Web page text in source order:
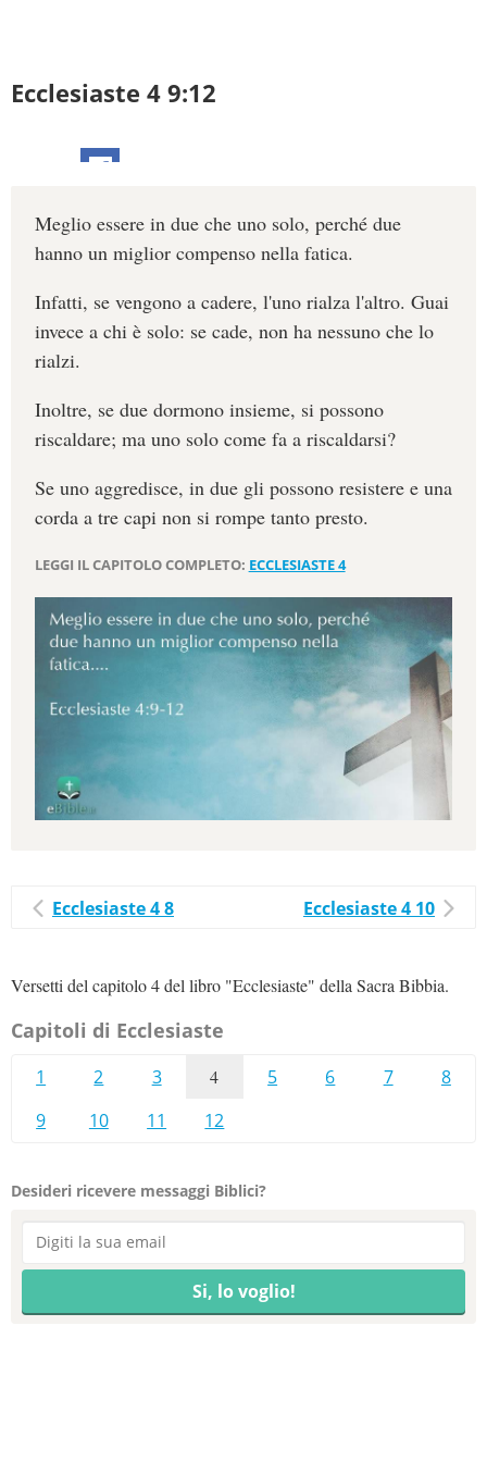
Ecclesiaste 4 9:12
Meglio essere in due che uno solo, perché due
hanno un miglior compenso nella fatica.
Infatti, se vengono a cadere, l'uno rialza l'altro. Guai
invece a chi è solo: se cade, non ha nessuno che lo
rialzi.
Inoltre, se due dormono insieme, si possono
riscaldare; ma uno solo come fa a riscaldarsi?
Se uno aggredisce, in due gli possono resistere e una
corda a tre capi non si rompe tanto presto.
LEGGI IL CAPITOLO COMPLETO: ECCLESIASTE 4
Ecclesiaste 4 8 Ecclesiaste 4 10
Versetti del capitolo 4 del libro "Ecclesiaste" della Sacra Bibbia.
Capitoli di Ecclesiaste
1 2 3 4 5 6 7
8
9
10 11 12
Desideri ricevere messaggi Biblici?